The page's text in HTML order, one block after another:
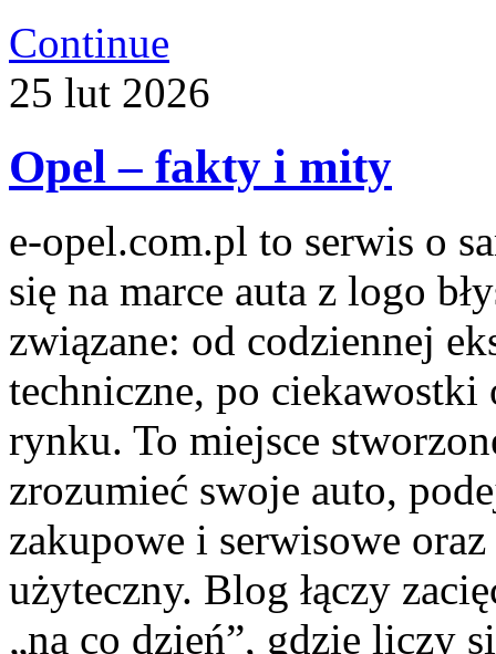
Continue
25 lut 2026
Opel – fakty i mity
e-opel.com.pl to serwis o
się na marce auta z logo
związane: od codziennej
techniczne, po
rynku. To miejsce
zrozumieć swoje auto,
zakupowe i serwisowe
użyteczny. Blog łączy
„na co dzień”, gdzie liczy